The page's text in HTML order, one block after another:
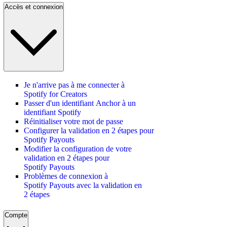
Accès et connexion
Je n'arrive pas à me connecter à
Spotify for Creators
Passer d'un identifiant Anchor à un
identifiant Spotify
Réinitialiser votre mot de passe
Configurer la validation en 2 étapes pour
Spotify Payouts
Modifier la configuration de votre
validation en 2 étapes pour
Spotify Payouts
Problèmes de connexion à
Spotify Payouts avec la validation en
2 étapes
Compte